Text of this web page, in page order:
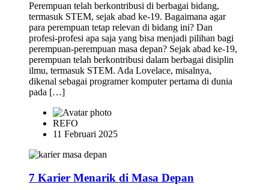
Perempuan telah berkontribusi di berbagai bidang,
termasuk STEM, sejak abad ke-19. Bagaimana agar
para perempuan tetap relevan di bidang ini? Dan
profesi-profesi apa saja yang bisa menjadi pilihan bagi
perempuan-perempuan masa depan? Sejak abad ke-19,
perempuan telah berkontribusi dalam berbagai disiplin
ilmu, termasuk STEM. Ada Lovelace, misalnya,
dikenal sebagai programer komputer pertama di dunia
pada […]
REFO
11 Februari 2025
7 Karier Menarik di Masa Depan